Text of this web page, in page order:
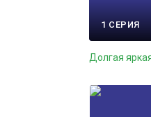
1 СЕРИЯ
Долгая